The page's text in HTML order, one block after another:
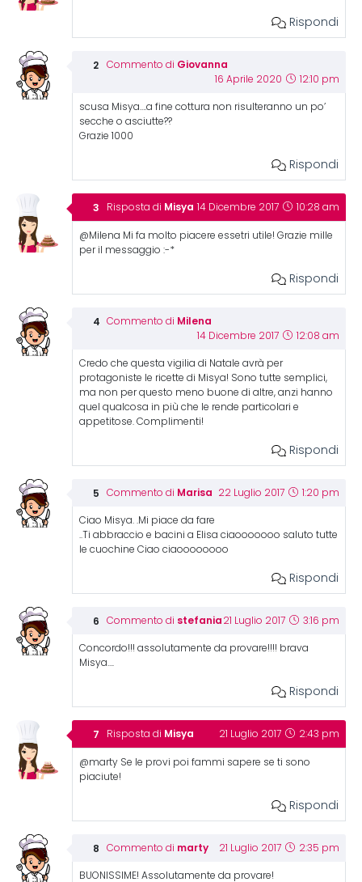
Rispondi
Commento di Giovanna
16 Aprile 2020 12:10 pm
scusa Misya….a fine cottura non risulteranno un po’
secche o asciutte??
Grazie 1000
Rispondi
Risposta di Misya 14 Dicembre 2017 10:28 am
@Milena Mi fa molto piacere essetri utile! Grazie mille
per il messaggio :-*
Rispondi
Commento di Milena
14 Dicembre 2017 12:08 am
Credo che questa vigilia di Natale avrà per
protagoniste le ricette di Misya! Sono tutte semplici,
ma non per questo meno buone di altre, anzi hanno
quel qualcosa in più che le rende particolari e
appetitose. Complimenti!
Rispondi
Commento di Marisa 22 Luglio 2017 1:20 pm
Ciao Misya. .Mi piace da fare
..Ti abbraccio e bacini a Elisa ciaooooooo saluto tutte
le cuochine Ciao ciaoooooooo
Rispondi
Commento di stefania 21 Luglio 2017 3:16 pm
Concordo!!! assolutamente da provare!!!! brava
Misya….
Rispondi
Risposta di Misya 21 Luglio 2017 2:43 pm
@marty Se le provi poi fammi sapere se ti sono
piaciute!
Rispondi
Commento di marty 21 Luglio 2017 2:35 pm
BUONISSIME! Assolutamente da provare!